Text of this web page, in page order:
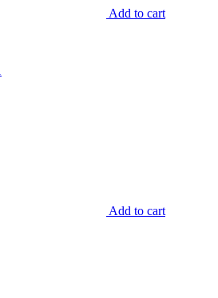
Add to cart
Add to cart